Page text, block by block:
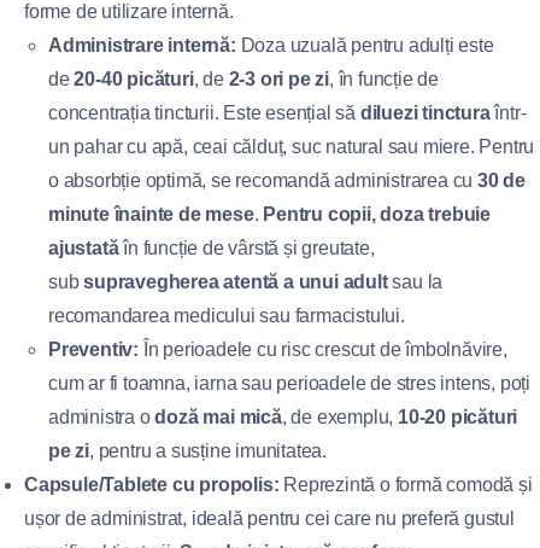
forme de utilizare internă.
Administrare internă: Doza uzuală pentru adulți este
de20-40 picături, de 2-3 ori pe zi, în funcție de
concentrația tincturii. Este esențial să diluezi tincturaîntr-
un pahar cu apă, ceai călduț, suc natural sau miere. Pentru
o absorbție optimă, se recomandă administrarea cu 30 de
minute înainte de mese. Pentru copii, doza trebuie
ajustatăîn funcție de vârstă și greutate,
subsupravegherea atentă a unui adultsau la
recomandarea medicului sau farmacistului.
Preventiv: În perioadele cu risc crescut de îmbolnăvire,
cum ar fi toamna, iarna sau perioadele de stres intens, poți
administra odoză mai mică, de exemplu, 10-20 picături
pe zi, pentru a susține imunitatea.
Capsule/Tablete cu propolis: Reprezintă o formă comodă și
ușor de administrat, ideală pentru cei care nu preferă gustul